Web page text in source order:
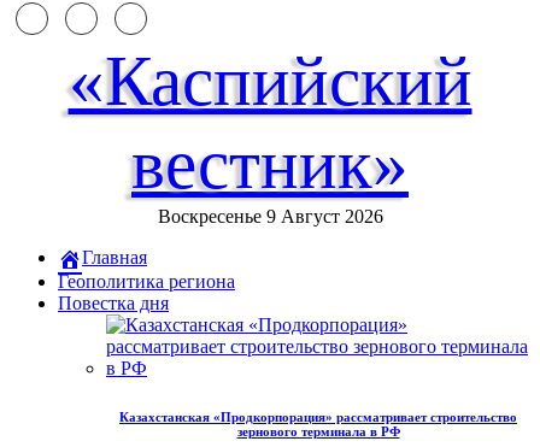
«Каспийский
вестник»
Воскресенье 9 Август 2026
Главная
Геополитика региона
Повестка дня
Казахстанская «Продкорпорация» рассматривает строительство
зернового терминала в РФ